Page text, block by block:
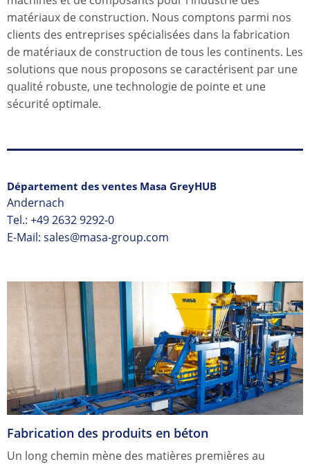
matériaux de construction. Nous comptons parmi nos
clients des entreprises spécialisées dans la fabrication
de matériaux de construction de tous les continents. Les
solutions que nous proposons se caractérisent par une
qualité robuste, une technologie de pointe et une
sécurité optimale.
Département des ventes Masa GreyHUB
Andernach
Tel.: +49 2632 9292-0
E-Mail: sales@masa-group.com
Fabrication des produits en béton
Un long chemin mène des matières premières au